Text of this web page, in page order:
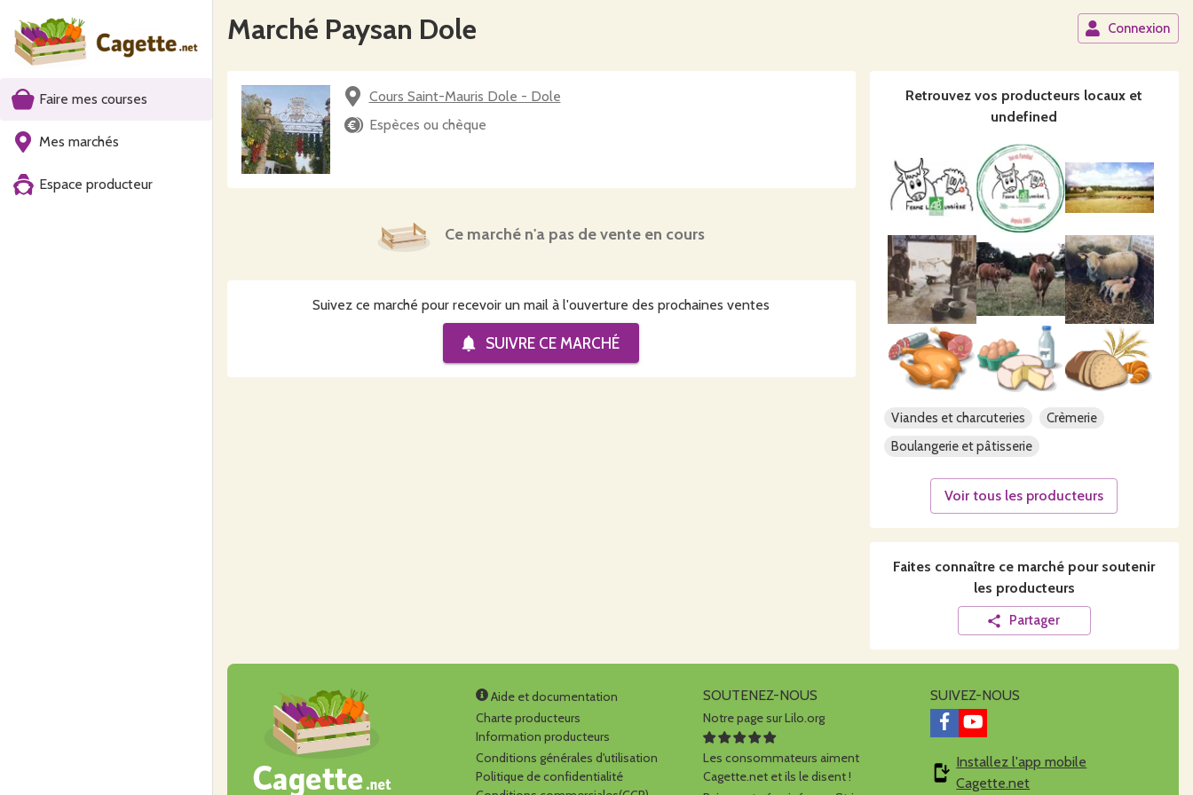
Faire mes courses
Mes marchés
Espace producteur
Marché Paysan Dole Connexion
Cours Saint-Mauris Dole - Dole
Espèces ou chèque
Ce marché n'a pas de vente en cours
Suivez ce marché pour recevoir un mail à l'ouverture des prochaines ventes
SUIVRE CE MARCHÉ
Retrouvez vos producteurs locaux et
undefined
Viandes et charcuteries
Crèmerie
Boulangerie et pâtisserie
Voir tous les producteurs
Faites connaître ce marché pour soutenir
les producteurs
Partager
Aide et documentation
Charte producteurs
Information producteurs
Conditions générales d'utilisation
Politique de confidentialité
SOUTENEZ-NOUS
Notre page sur Lilo.org
Les consommateurs aiment
Cagette.net et ils le disent !
SUIVEZ-NOUS
Installez l'app mobile
Cagette.net